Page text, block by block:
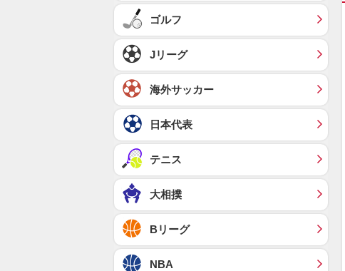
ゴルフ
Jリーグ
海外サッカー
日本代表
テニス
大相撲
Bリーグ
NBA